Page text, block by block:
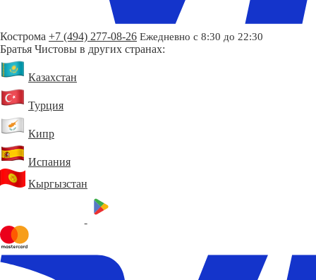
Кострома +7 (494) 277-08-26 Ежедневно с 8:30 до 22:30
Братья Чистовы в других странах:
Казахстан
Турция
Кипр
Испания
Кыргызстан